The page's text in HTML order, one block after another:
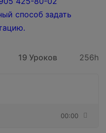
способ задать
19 Уроков 256h
00:00